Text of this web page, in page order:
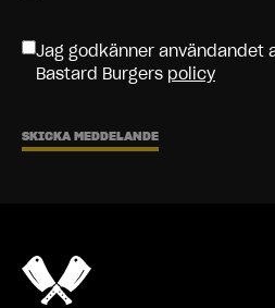
Jag godkänner användandet
Bastard Burgers policy
SKICKA MEDDELANDE